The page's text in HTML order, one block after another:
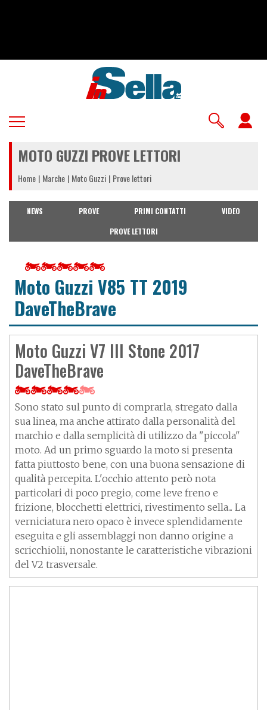
MOTO GUZZI PROVE LETTORI
Home Marche Moto Guzzi Prove lettori
NEWS PROVE PRIMI CONTATTI
VIDEO
PROVE LETTORI
Moto Guzzi V85 TT 2019
DaveTheBrave
Moto Guzzi V7 III Stone 2017
DaveTheBrave
Sono stato sul punto di comprarla, stregato dalla
sua linea, ma anche attirato dalla personalità del
marchio e dalla semplicità di utilizzo da "piccola"
moto. Ad un primo sguardo la moto si presenta
fatta piuttosto bene, con una buona sensazione di
qualità percepita. L'occhio attento però nota
particolari di poco pregio, come leve freno e
frizione, blocchetti elettrici, rivestimento sella... La
verniciatura nero opaco è invece splendidamente
eseguita e gli assemblaggi non danno origine a
scricchiolii, nonostante le caratteristiche vibrazioni
del V2 trasversale.